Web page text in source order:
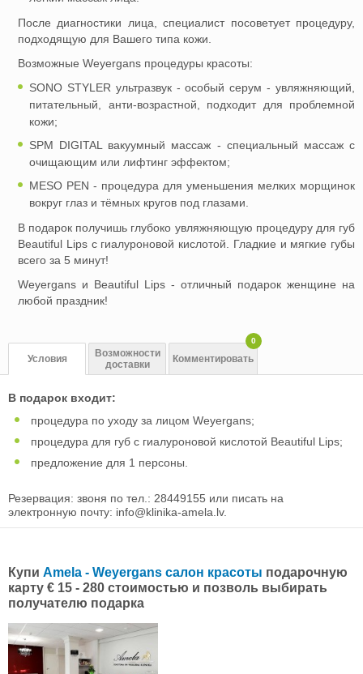
После диагностики лица, специалист посоветует процедуру,
подходящую для Вашего типа кожи.
Возможные Weyergans процедуры красоты:
SONO STYLER ультразвук - особый серум - увляжняющий,
питательный, анти-возрастной, подходит для проблемной
кожи;
SPM DIGITAL вакуумный массаж - специальный массаж с
очищающим или лифтинг эффектом;
MESO PEN - процедура для уменьшения мелких морщинок
вокруг глаз и тёмных кругов под глазами.
В подарок получишь глубоко увляжняющую процедуру для губ
Beautiful Lips с гиалуроновой кислотой. Гладкие и мягкие губы
всего за 5 минут!
Weyergans и Beautiful Lips - отличный подарок женщине на
любой праздник!
Условия
Возможности
доставки
Комментировать
0
В подарок входит:
процедура по уходу за лицом Weyergans;
процедура для губ с гиалуроновой кислотой Beautiful Lips;
предложение для 1 персоны.
Резервация: звоня по тел.: 28449155 или писать на
электронную почту: info@klinika-amela.lv.
Купи Amela - Weyergans салон красоты подарочную
карту € 15 - 280 стоимостью и позволь выбирать
получателю подарка